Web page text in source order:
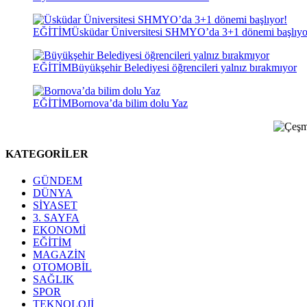
EĞİTİMÜsküdar Üniversitesi SHMYO’da 3+1 dönemi
EĞİTİMBüyükşehir Belediyesi öğrencileri yalnız bırakmıyor
EĞİTİMBornova’da bilim dolu Yaz
KATEGORİLER
GÜNDEM
DÜNYA
SİYASET
3. SAYFA
EKONOMİ
EĞİTİM
MAGAZİN
OTOMOBİL
SAĞLIK
SPOR
TEKNOLOJİ